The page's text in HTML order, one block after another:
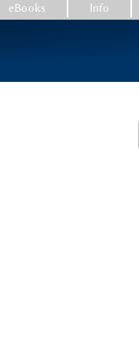
eBooks Info